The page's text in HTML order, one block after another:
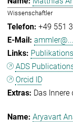
Wissenschaftler
+49 551
ammler@...
ADS
Orcid ID
Das Innere
Aryavart